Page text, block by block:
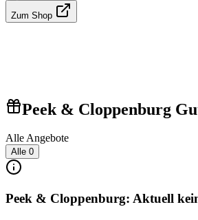
Zum Shop
Peek & Cloppenburg
Alle Angebote
Alle 0
Peek & Cloppenburg: Aktuell